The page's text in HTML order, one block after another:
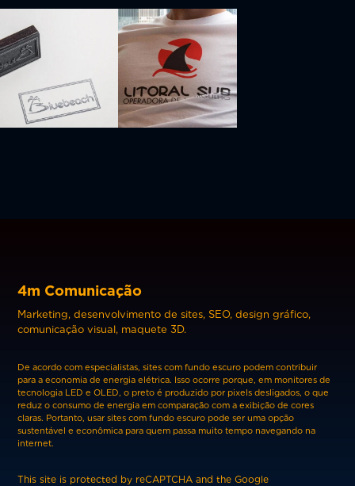
4m Comunicação
Marketing, desenvolvimento de sites, SEO, design gráfico,
comunicação visual, maquete 3D.
De acordo com especialistas, sites com fundo escuro podem contribuir
para a economia de energia elétrica. Isso ocorre porque, em monitores de
tecnologia LED e OLED, o preto é produzido por pixels desligados, o que
reduz o consumo de energia em comparação com a exibição de cores
claras. Portanto, usar sites com fundo escuro pode ser uma opção
sustentável e econômica para quem passa muito tempo navegando na
internet.
This site is protected by reCAPTCHA and the Google